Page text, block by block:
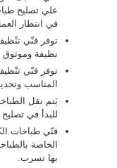
علي تصليح
في انتظار
توفر فنّي
نظيفة وموثوق
توفر فنّي
المناسب
يَتم نقل
للبدأ في
فنّي طباخات
الخاصة
بها تسرب.